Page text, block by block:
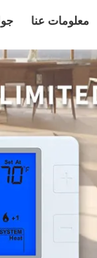
معلومات عنا